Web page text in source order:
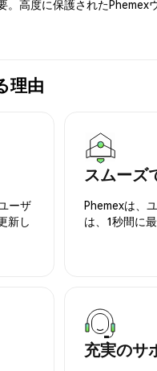
高度に保護された
理由
ーザ
新し
スムーズ
Phemexは、
は、1秒間に
充実のサ